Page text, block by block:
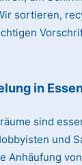
sortieren,
in
sind
und
Anhäufung